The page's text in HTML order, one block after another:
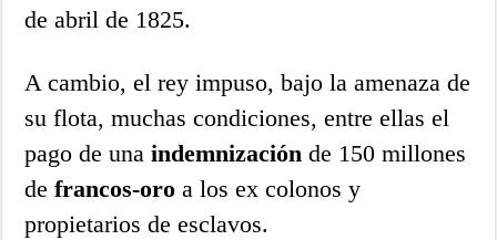
de abril de 1825.
A cambio, el rey impuso, bajo la amenaza de
su flota, muchas condiciones, entre ellas el
pago de unaindemnización de 150 millones
defrancos-oro a los ex colonos y
propietarios de esclavos.